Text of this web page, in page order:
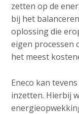
zetten op de
bij het
oplossing die
eigen processen
het meest
Eneco kan
inzetten. Hierbij